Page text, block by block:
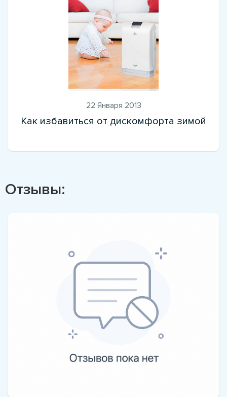
22 Января 2013
Как избавиться от дискомфорта зимой
Отзывы: